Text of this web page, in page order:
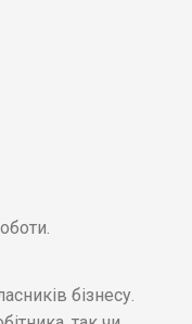
бізнесу.